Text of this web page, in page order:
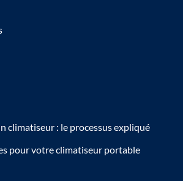
climatiseur : le processus expliqué
pour votre climatiseur portable